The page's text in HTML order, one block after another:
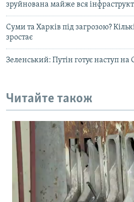
зруйнована майже вся
Суми та Харків під загрозою?
зростає
Зеленський: Путін готує наступ
Читайте також